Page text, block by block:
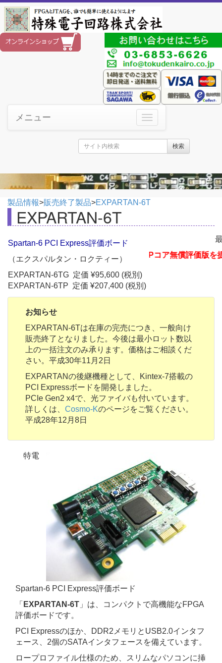
メニュー
検索
製品情報>販売終了製品>EXPARTAN-6T
EXPARTAN-6T
Spartan-6 PCI Express評価ボード
（エクスパルタン・ロクティー）SATA IPコア無償評価版を提供
EXPARTAN-6TG 定価 ¥95,600 (税別)
EXPARTAN-6TP 定価 ¥207,400 (税別)
お知らせ
EXPARTAN-6Tは在庫の完売につき、一般向け
販売終了となりました。今後は最小ロット数以
上の一括注文のみ承ります。価格はご相談くだ
さい。 平成30年11月2 日
EXPARTANの後継機種として、Kintex-7搭載の
PCI Expressボードを開発しました。
PCIe Gen2 x4で、光ファイバも付いています。
詳しくは、 Cosmo-Kのページをご覧ください。
平成28年12月8日
特電
Spartan-6 PCI Express評価ボード
「 EXPARTAN-6T 」は、コンパクトで高機能なFPGA
評価ボードです。
PCI Expressのほか、DDR2メモリとUSB2.0インタフ
ェース、2個のSATAインタフェースを備えています。
ロープロファイル仕様のため、スリムなパソコンに挿